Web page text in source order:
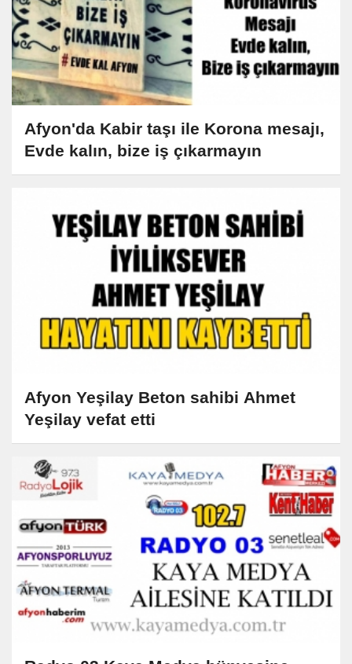
Afyon'da Kabir taşı ile Korona mesajı,
Evde kalın, bize iş çıkarmayın
Afyon Yeşilay Beton sahibi Ahmet
Yeşilay vefat etti